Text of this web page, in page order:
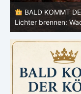
|
Lasst eure